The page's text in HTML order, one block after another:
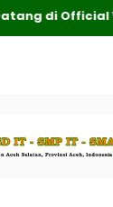
di Official